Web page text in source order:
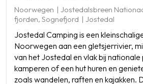
Noorwegen
Jostedalsbreen
fjorden, Sognefjord
Jostedal
Jostedal Camping is een
Noorwegen aan een gletsjerrivier,
van het Jostedal en vlak bij
kamperen of een hut huren en
zoals wandelen, raften en kajakken.